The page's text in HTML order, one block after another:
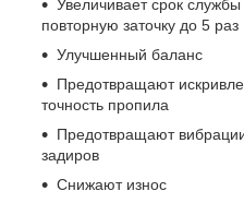
Увеличивает срок
повторную заточку до 5 раз
Улучшенный баланс
Предотвращают
точность пропила
Предотвращают
задиров
Снижают износ